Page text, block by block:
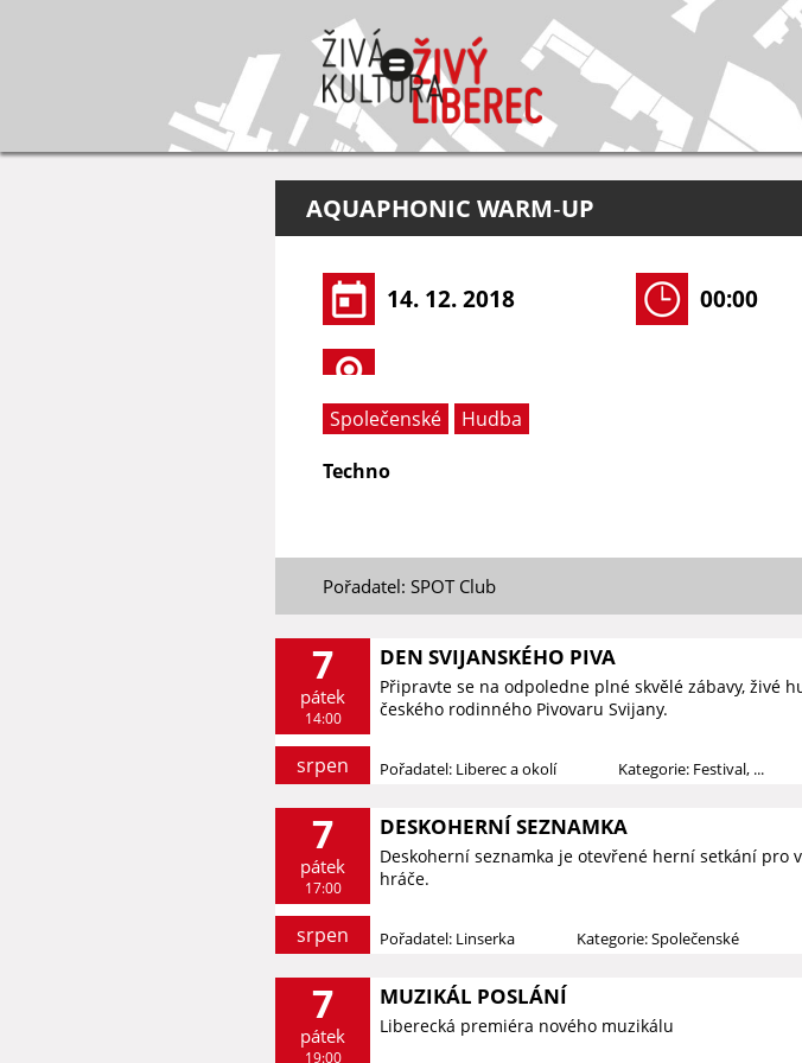
AQUAPHONIC WARM‐UP
14. 12. 2018 00:00
Společenské
Hudba
Techno
Pořadatel: SPOT Club
7
pátek
14:00
srpen
DEN SVIJANSKÉHO PIVA
Připravte se na odpoledne plné skvělé zábavy, živé
českého rodinného Pivovaru Svijany.
Pořadatel: Liberec a okolí Kategorie: Festival, ...
7
pátek
17:00
srpen
DESKOHERNÍ SEZNAMKA
Deskoherní seznamka je otevřené herní setkání
hráče.
Pořadatel: Linserka Kategorie: Společenské
7
pátek
19:00
MUZIKÁL POSLÁNÍ
Liberecká premiéra nového muzikálu